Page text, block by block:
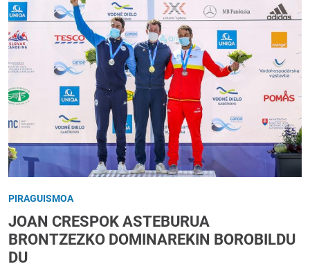
PIRAGUISMOA
JOAN CRESPOK ASTEBURUA
BRONTZEZKO DOMINAREKIN BOROBILDU
DU